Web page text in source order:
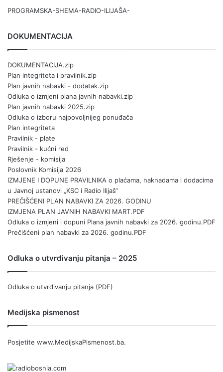
PROGRAMSKA-SHEMA-RADIO-ILIJAŠA-
DOKUMENTACIJA
DOKUMENTACIJA.zip
Plan integriteta i pravilnik.zip
Plan javnih nabavki - dodatak.zip
Odluka o izmjeni plana javnih nabavki.zip
Plan javnih nabavki 2025.zip
Odluka o izboru najpovoljnijeg ponuđača
Plan integriteta
Pravilnik - plate
Pravilnik - kućni red
Rješenje - komisija
Poslovnik Komisija 2026
IZMJENE I DOPUNE PRAVILNIKA o plaćama, naknadama i dodacima
u Javnoj ustanovi „KSC i Radio Ilijaš“
PREČIŠĆENI PLAN NABAVKI ZA 2026. GODINU
IZMJENA PLAN JAVNIH NABAVKI MART.PDF
Odluka o izmjeni i dopuni Plana javnih nabavki za 2026. godinu.PDF
Prečišćeni plan nabavki za 2026. godinu.PDF
Odluka o utvrđivanju pitanja – 2025
Odluka o utvrđivanju pitanja (PDF)
Medijska pismenost
Posjetite www.MedijskaPismenost.ba.